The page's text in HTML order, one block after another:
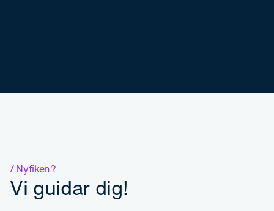
/ Nyfiken?
Vi guidar dig!